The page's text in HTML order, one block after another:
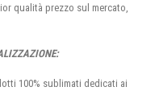
qualità prezzo sul mercato,
100% sublimati dedicati ai